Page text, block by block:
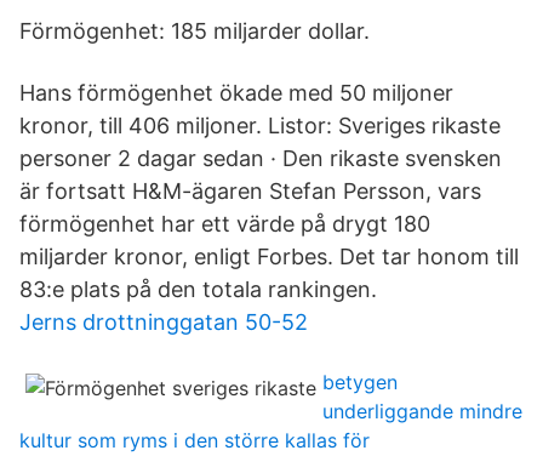
Förmögenhet: 185 miljarder dollar.
Hans förmögenhet ökade med 50 miljoner
kronor, till 406 miljoner. Listor: Sveriges rikaste
personer 2 dagar sedan · Den rikaste svensken
är fortsatt H&M-ägaren Stefan Persson, vars
förmögenhet har ett värde på drygt 180
miljarder kronor, enligt Forbes. Det tar honom till
83:e plats på den totala rankingen.
Jerns drottninggatan 50-52
betygen
underliggande mindre
kultur som ryms i den större kallas för